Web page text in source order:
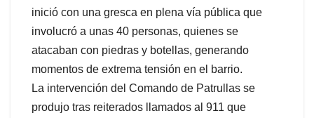
inició con una gresca en plena vía pública que
involucró a unas 40 personas, quienes se
atacaban con piedras y botellas, generando
momentos de extrema tensión en el barrio.
La intervención del Comando de Patrullas se
produjo tras reiterados llamados al 911 que